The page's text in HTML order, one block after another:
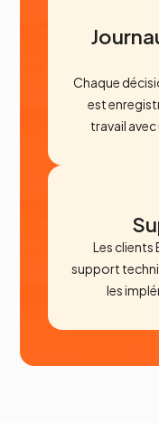
Chaque
est
travail avec
Les clients
support
les